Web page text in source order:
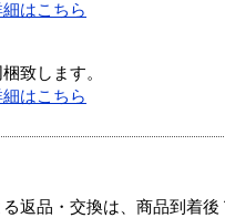
はこちら
致します。
はこちら
返品・交換は、商品到着